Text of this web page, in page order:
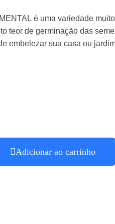
é uma variedade
teor de germinação das
embelezar sua casa ou
Adicionar ao carrinho